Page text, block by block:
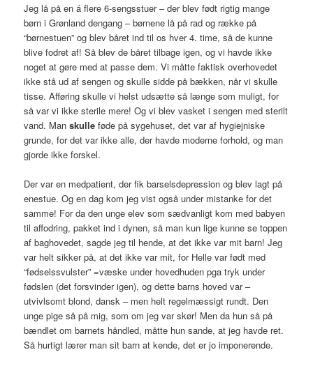
Jeg lå på en á flere 6-sengsstuer – der blev født rigtig mange
børn i Grønland dengang – børnene lå på rad og række på
“børnestuen” og blev båret ind til os hver 4. time, så de kunne
blive fodret af! Så blev de båret tilbage igen, og vi havde ikke
noget at gøre med at passe dem. Vi måtte faktisk overhovedet
ikke stå ud af sengen og skulle sidde på bækken, når vi skulle
tisse. Afføring skulle vi helst udsætte så længe som muligt, for
så var vi ikke sterile mere! Og vi blev vasket i sengen med sterilt
vand. Manskulle føde på sygehuset, det var af hygiejniske
grunde, for det var ikke alle, der havde moderne forhold, og man
gjorde ikke forskel.
Der var en medpatient, der fik barselsdepression og blev lagt på
enestue. Og en dag kom jeg vist også under mistanke for det
samme! For da den unge elev som sædvanligt kom med babyen
til affodring, pakket ind i dynen, så man kun lige kunne se toppen
af baghovedet, sagde jeg til hende, at det ikke var mit barn! Jeg
var helt sikker på, at det ikke var mit, for Helle var født med
“fødselssvulster” =væske under hovedhuden pga tryk under
fødslen (det forsvinder igen), og dette barns hoved var –
utvivlsomt blond, dansk – men helt regelmæssigt rundt. Den
unge pige så på mig, som om jeg var skør! Men da hun så på
bændlet om barnets håndled, måtte hun sande, at jeg havde ret.
Så hurtigt lærer man sit barn at kende, det er jo imponerende.